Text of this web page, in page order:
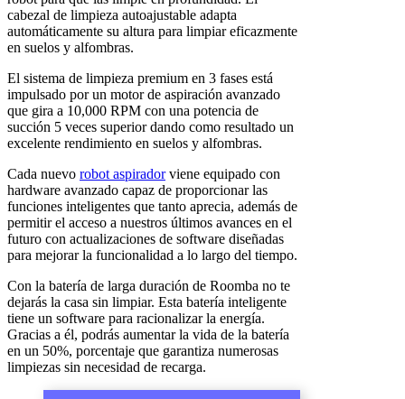
cabezal de limpieza autoajustable adapta
automáticamente su altura para limpiar eficazmente
en suelos y alfombras.
El sistema de limpieza premium en 3 fases está
impulsado por un motor de aspiración avanzado
que gira a 10,000 RPM con una potencia de
succión 5 veces superior dando como resultado un
excelente rendimiento en suelos y alfombras.
Cada nuevo robot aspiradorviene equipado con
hardware avanzado capaz de proporcionar las
funciones inteligentes que tanto aprecia, además de
permitir el acceso a nuestros últimos avances en el
futuro con actualizaciones de software diseñadas
para mejorar la funcionalidad a lo largo del tiempo.
Con la batería de larga duración de Roomba no te
dejarás la casa sin limpiar. Esta batería inteligente
tiene un software para racionalizar la energía.
Gracias a él, podrás aumentar la vida de la batería
en un 50%, porcentaje que garantiza numerosas
limpiezas sin necesidad de recarga.